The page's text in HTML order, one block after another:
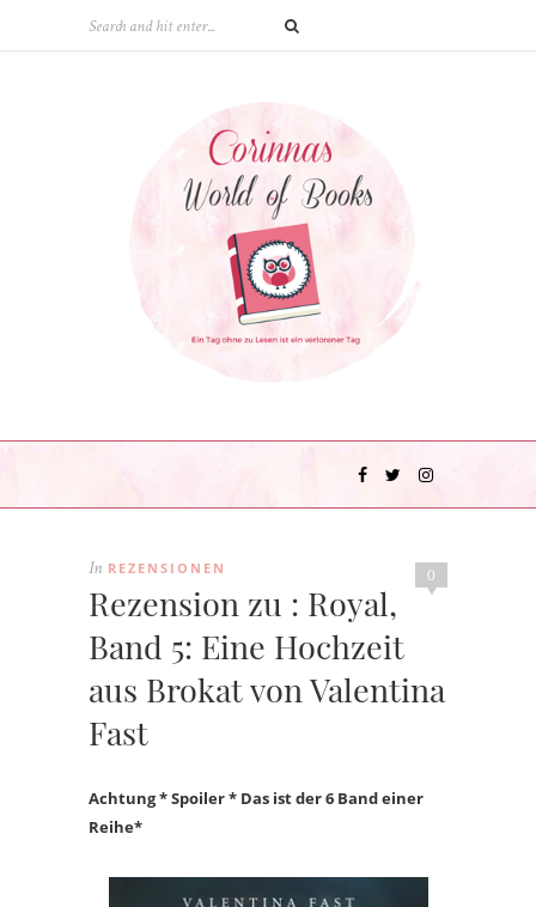
0
In REZENSIONEN
Rezension zu : Royal,
Band 5: Eine Hochzeit
aus Brokat von Valentina
Fast
Achtung * Spoiler * Das ist der 6 Band einer
Reihe*